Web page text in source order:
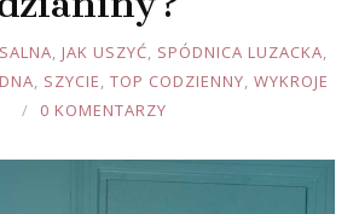
, JAK USZYĆ, SPÓDNICA LUZACKA,
, SZYCIE, TOP CODZIENNY, WYKROJE
0 KOMENTARZY